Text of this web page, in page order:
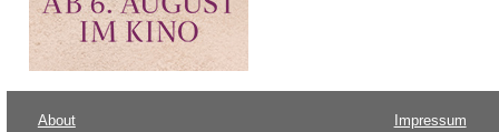
About Impressum